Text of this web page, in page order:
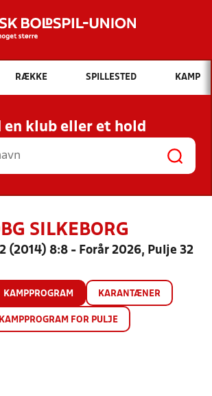
Hvad vil du søge efter?
INDHOLD OG NYHEDER
RESULTATER, KLUBBER OG
HOLD
RÆKKE SPILLESTED KAMP
en klub eller et hold
SILKEBORG
(2014) 8:8 - Forår 2026, Pulje 32
KAMPPROGRAM KARANTÆNER
KAMPPROGRAM FOR PULJE